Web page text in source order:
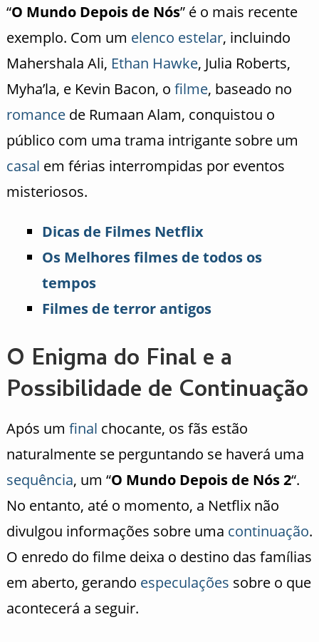
“O Mundo Depois de Nós” é o mais recente
exemplo. Com um elenco estelar, incluindo
Mahershala Ali, Ethan Hawke, Julia Roberts,
Myha’la, e Kevin Bacon, o filme, baseado no
romancede Rumaan Alam, conquistou o
público com uma trama intrigante sobre um
casal em férias interrompidas por eventos
misteriosos.
Dicas de Filmes Netflix
Os Melhores filmes de todos os
tempos
Filmes de terror antigos
O Enigma do Final e a
Possibilidade de Continuação
Após um final chocante, os fãs estão
naturalmente se perguntando se haverá uma
sequência, um “O Mundo Depois de Nós 2“.
No entanto, até o momento, a Netflix não
divulgou informações sobre uma continuação.
O enredo do filme deixa o destino das famílias
em aberto, gerando especulações sobre o que
acontecerá a seguir.